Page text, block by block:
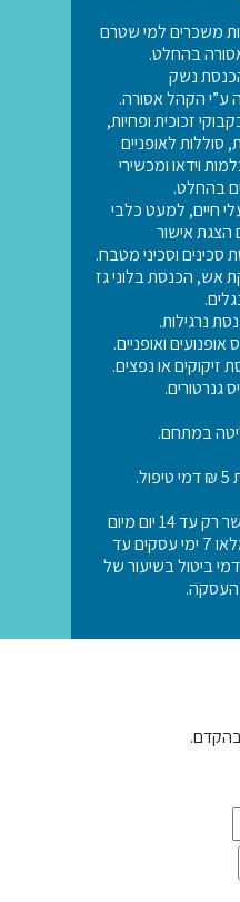
משכרים למי שטרם
נשק
ע”י הקהל אסורה.
זכוכית ופחיות,
סוללות לאופניים
וידאו ומכשירי
בהחלט.
חיים, למעט כלבי
הצגת אישור
וסכיני מטבח.
אש, הכנסת בלוני גז
נרגילות.
ואופניים.
זיקוקים או נפצים.
גנרטורים.
במתחם.
תנאי ביטול: ביטול יתאפשר רק עד 14 יום מיום
הרכישה ובתנאי שלא מלאו 7 ימי עסקים עד
ביטול בשיעור של